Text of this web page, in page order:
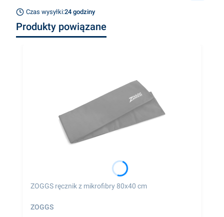
Czas wysyłki:24 godziny
Produkty powiązane
ZOGGS ręcznik z mikrofibry 80x40 cm
ZOGGS